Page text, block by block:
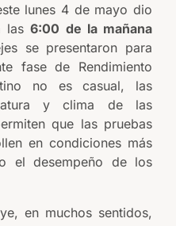
lunes 4 de mayo dio
las6:00 de la mañana
se presentaron para
fase de Rendimiento
no es casual, las
y clima de las
que las pruebas
en condiciones más
el desempeño de los
en muchos sentidos,